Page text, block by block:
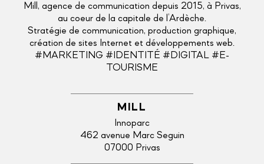
Mill, agence de communication depuis 2015, à Privas,
au coeur de la capitale de l’Ardèche.
Stratégie de communication, production graphique,
création de sites Internet et développements web.
#MARKETING #IDENTITÉ #DIGITAL #E-
TOURISME
MILL
Innoparc
462 avenue Marc Seguin
07000 Privas